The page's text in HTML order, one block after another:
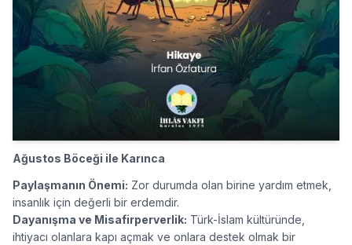
Ağustos Böceği ile Karınca
Paylaşmanın Önemi: Zor durumda olan birine yardım etmek,
insanlık için değerli bir erdemdir.
Dayanışma ve Misafirperverlik: Türk-İslam kültüründe,
ihtiyacı olanlara kapı açmak ve onlara destek olmak bir